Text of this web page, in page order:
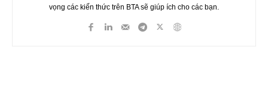
vọng các kiến thức trên BTA sẽ giúp ích cho các bạn.